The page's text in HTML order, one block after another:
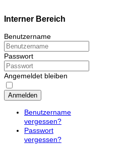
Interner Bereich
Benutzername
Passwort
Angemeldet bleiben
Anmelden
Benutzername
vergessen?
Passwort
vergessen?